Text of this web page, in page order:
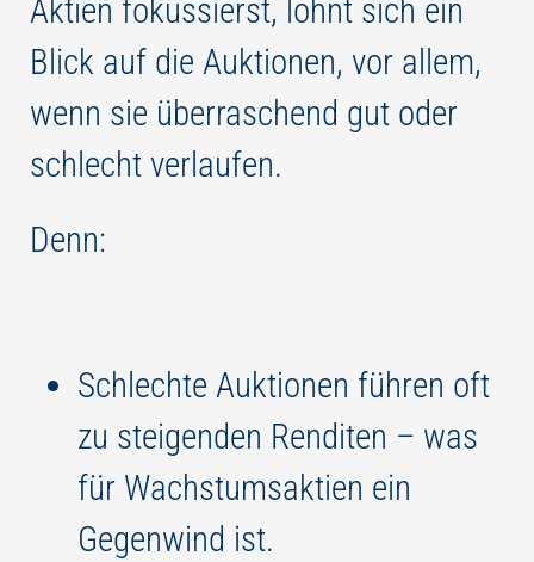
Aktien fokussierst, lohnt sich ein
Blick auf die Auktionen, vor allem,
wenn sie überraschend gut oder
schlecht verlaufen.
Denn:
Schlechte Auktionen führen oft
zu steigenden Renditen – was
für Wachstumsaktien ein
Gegenwind ist.